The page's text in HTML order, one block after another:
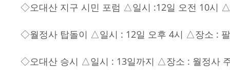
◇오대산 지구 시민 포럼 △일시 :12일 오전 10시
◇월정사 탑돌이 △일시 : 12일 오후 4시 △장소 :
◇오대산 승시 △일시 : 13일까지 △장소 : 월정사